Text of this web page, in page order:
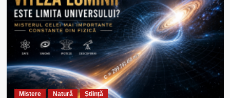
Mistere Natură Știință